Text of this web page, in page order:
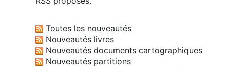
Toutes les nouveautés
Nouveautés livres
Nouveautés documents cartographiques
Nouveautés partitions